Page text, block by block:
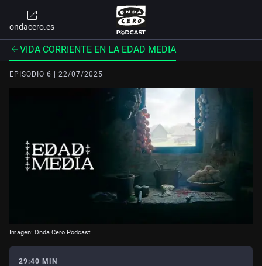
ondacero.es
VIDA CORRIENTE EN LA EDAD MEDIA
EPISODIO 6 | 22/07/2025
Imagen: Onda Cero Podcast
29:40 MIN